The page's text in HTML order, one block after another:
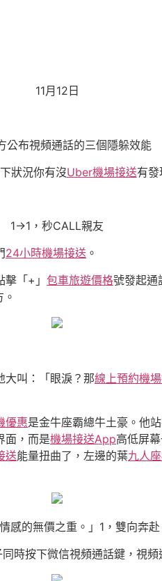
11月12日
公布視頻通話的三個隱躲效能
狀況你有沒Uber機場接送有發
1→1，秒CALL親友
24小時機場接送 。
「+」 包車旅遊價格號發起通
大叫：「眼淚？那線上預約機
優惠是金牛座霸總牛土豪。他
面，而是機場接送App高低屏
送能量扭曲了，左邊的葉九人
感的無價之重。」1，雙向奔赴
時按下微信視頻通話鍵，視頻